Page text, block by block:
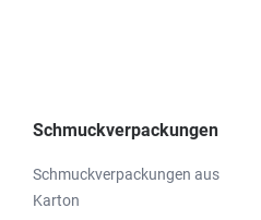
Schmuckverpackungen
Schmuckverpackungen aus
Karton